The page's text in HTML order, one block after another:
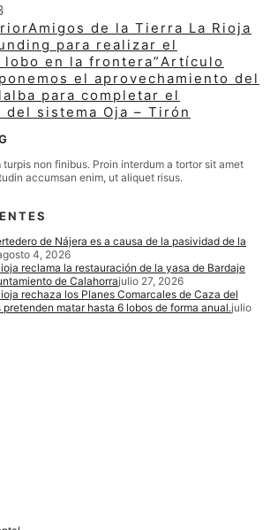
Amigos de la Tierra La Rioja
para realizar el
lobo en la frontera”Artículo
el aprovechamiento del
para completar el
del sistema Oja – Tirón
non finibus. Proin interdum a tortor sit amet
accumsan enim, ut aliquet risus.
de Nájera es a causa de la pasividad de la
4, 2026
reclama la restauración de la yasa de Bardaje
de Calahorrajulio 27, 2026
rechaza los Planes Comarcales de Caza del
matar hasta 6 lobos de forma anual.julio